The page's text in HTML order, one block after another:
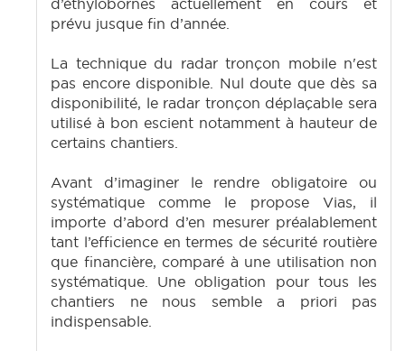
d’éthylobornes actuellement en cours et
prévu jusque fin d’année.
La technique du radar tronçon mobile n'est
pas encore disponible. Nul doute que dès sa
disponibilité, le radar tronçon déplaçable sera
utilisé à bon escient notamment à hauteur de
certains chantiers.
Avant d’imaginer le rendre obligatoire ou
systématique comme le propose Vias, il
importe d’abord d’en mesurer préalablement
tant l’efficience en termes de sécurité routière
que financière, comparé à une utilisation non
systématique. Une obligation pour tous les
chantiers ne nous semble a priori pas
indispensable.